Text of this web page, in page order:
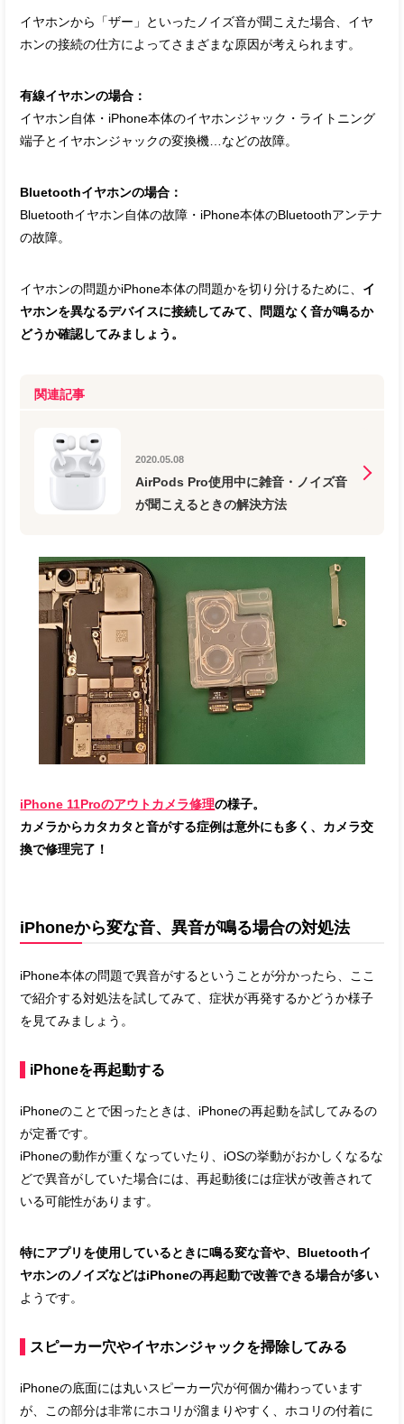
イヤホンから「ザー」といったノイズ音が聞こえた場合、イヤ
ホンの接続の仕方によってさまざまな原因が考えられます。
有線イヤホンの場合：
イヤホン自体・iPhone本体のイヤホンジャック・ライトニング
端子とイヤホンジャックの変換機…などの故障。
Bluetoothイヤホンの場合：
Bluetoothイヤホン自体の故障・iPhone本体のBluetoothアンテナ
の故障。
イヤホンの問題かiPhone本体の問題かを切り分けるために、 イ
ヤホンを異なるデバイスに接続してみて、問題なく音が鳴るか
どうか確認してみましょう。
関連記事
2020.05.08
AirPods Pro使用中に雑音・ノイズ音
が聞こえるときの解決方法
iPhone 11Proのアウトカメラ修理の様子。
カメラからカタカタと音がする症例は意外にも多く、カメラ交
換で修理完了！
iPhoneから変な音、異音が鳴る場合の対処法
iPhone本体の問題で異音がするということが分かったら、ここ
で紹介する対処法を試してみて、症状が再発するかどうか様子
を見てみましょう。
iPhoneを再起動する
iPhoneのことで困ったときは、iPhoneの再起動を試してみるの
が定番です。
iPhoneの動作が重くなっていたり、iOSの挙動がおかしくなるな
どで異音がしていた場合には、再起動後には症状が改善されて
いる可能性があります。
特にアプリを使用しているときに鳴る変な音や、Bluetoothイ
ヤホンのノイズなどはiPhoneの再起動で改善できる場合が多い
ようです。
スピーカー穴やイヤホンジャックを掃除してみる
iPhoneの底面には丸いスピーカー穴が何個か備わっています
が、この部分は非常にホコリが溜まりやすく、ホコリの付着に